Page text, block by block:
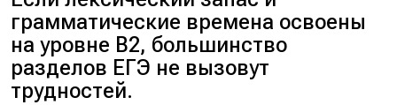
грамматические времена освоены
на уровне B2, большинство
разделов ЕГЭ не вызовут
трудностей.